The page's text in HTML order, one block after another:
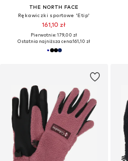
THE NORTH FACE
Rękawiczki sportowe 'Etip'
161,10 zł
Pierwotnie: 179,00 zł
Ostatnia najniższa cena:161,10 zł